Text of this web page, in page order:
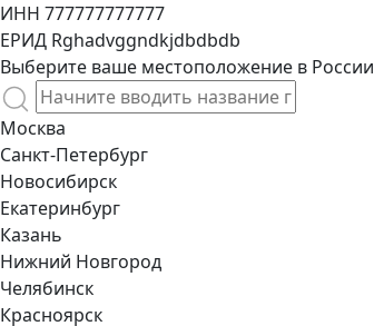
ИНН 777777777777
ЕРИД Rghadvggndkjdbdbdb
Выберите ваше местоположение в России
Москва
Санкт-Петербург
Новосибирск
Екатеринбург
Казань
Нижний Новгород
Челябинск
Красноярск